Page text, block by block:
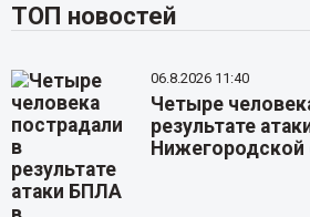
ТОП новостей
06.8.2026 11:40
Четыре
результате
Нижегородской